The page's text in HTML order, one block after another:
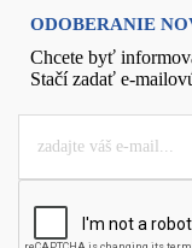
ODOBERANIE
Chcete byť
Stačí zadať e-